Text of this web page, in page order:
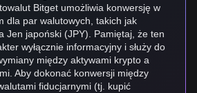
Bitget umożliwia konwersję w
dla par walutowych, takich jak
Jen japoński (JPY). Pamiętaj, że ten
wyłącznie informacyjny i służy do
między aktywami krypto a
Aby dokonać konwersji między
fiducjarnymi (tj. kupić